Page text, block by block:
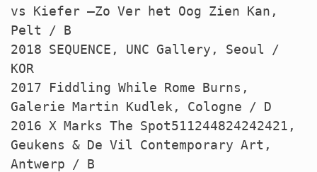
vs Kiefer –Zo Ver het Oog Zien Kan,
Pelt / B
2018 SEQUENCE , UNC Gallery, Seoul /
KOR
2017 Fiddling While Rome Burns,
Galerie Martin Kudlek, Cologne / D
2016 X Marks The Spot511244824242421,
Geukens & De Vil Contemporary Art,
Antwerp / B